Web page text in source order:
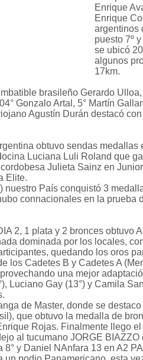
Enrique
Enrique
argentinos
puesto 7º
se ubicó
algunos
17km.
brasileño Gerardo
Gonzalo Artal, 5° Martín
Agustín Durán destacó
obtuvo sendas medallas
Luciana Luli Roland que
Julieta Sainz en
Elite.
nuestro País conquistó 3
connacionales en la prueba
2, 1 plata y 2 bronces obtuvo
dominada por los locales,
quedando los oros
los Cadetes B y Cadetes A
una mejor
Luciano Gay (13°) y Camila
de Master, donde se
que obtuvo la medalla de
Rojas. Finalmente llego
al tucumano JORGE
8° y Daniel NAnfara 13 en A2